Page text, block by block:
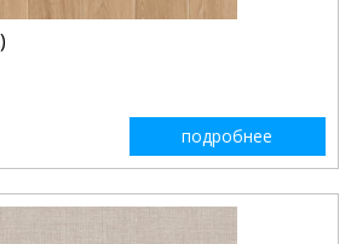
подробнее